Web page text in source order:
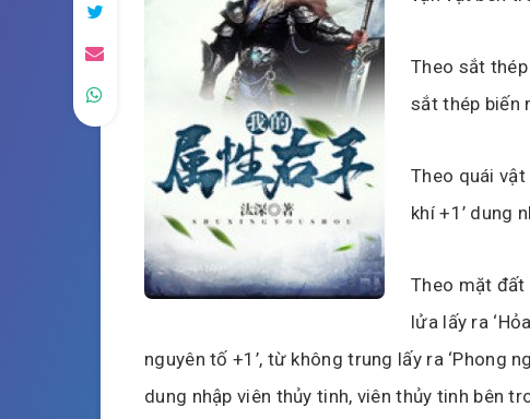
Theo sắt thép
sắt thép biến
Theo quái vật
khí +1’ dung
Theo mặt đất
lửa lấy ra
nguyên tố +1’, từ không trung lấy ra ‘Phong
dung nhập viên thủy tinh, viên thủy tinh bên